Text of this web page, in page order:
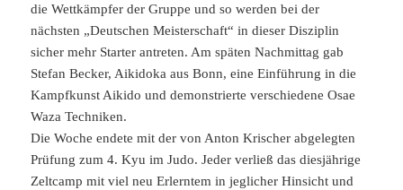
die Wettkämpfer der Gruppe und so werden bei der
nächsten „Deutschen Meisterschaft“ in dieser Disziplin
sicher mehr Starter antreten. Am späten Nachmittag gab
Stefan Becker, Aikidoka aus Bonn, eine Einführung in die
Kampfkunst Aikido und demonstrierte verschiedene Osae
Waza Techniken.
Die Woche endete mit der von Anton Krischer abgelegten
Prüfung zum 4. Kyu im Judo. Jeder verließ das diesjährige
Zeltcamp mit viel neu Erlerntem in jeglicher Hinsicht und